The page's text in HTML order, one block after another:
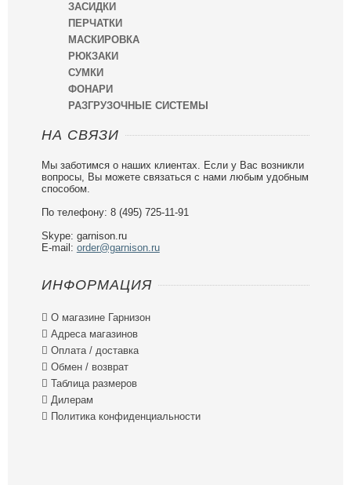
ЗАСИДКИ
ПЕРЧАТКИ
МАСКИРОВКА
РЮКЗАКИ
СУМКИ
ФОНАРИ
РАЗГРУЗОЧНЫЕ СИСТЕМЫ
НА СВЯЗИ
Мы заботимся о наших клиентах. Если у Вас возникли
вопросы, Вы можете связаться с нами любым удобным
способом.
По телефону: 8 (495) 725-11-91
Skype: garnison.ru
E-mail: order@garnison.ru
ИНФОРМАЦИЯ
 О магазине Гарнизон
 Адреса магазинов
 Оплата / доставка
 Обмен / возврат
 Таблица размеров
 Дилерам
 Политика конфиденциальности